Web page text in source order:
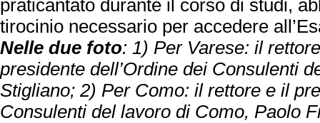
praticantato durante il corso di studi,
tirocinio necessario per accedere
Nelle due foto: 1) Per Varese: il
presidente dell’Ordine dei Consulenti
Stigliano; 2) Per Como: il rettore e il
Consulenti del lavoro di Como, Paolo